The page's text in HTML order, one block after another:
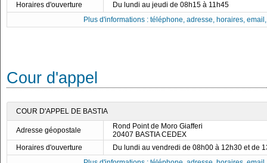
Horaires d'ouverture
Du lundi au jeudi de 08h15 à 11h45
Plus d'informations : téléphone, adresse, horaires,
Cour d'appel
COUR D'APPEL DE BASTIA
Adresse géopostale
Rond Point de Moro Giafferi
20407 BASTIA CEDEX
Horaires d'ouverture
Du lundi au vendredi de 08h00 à 12h30 et de